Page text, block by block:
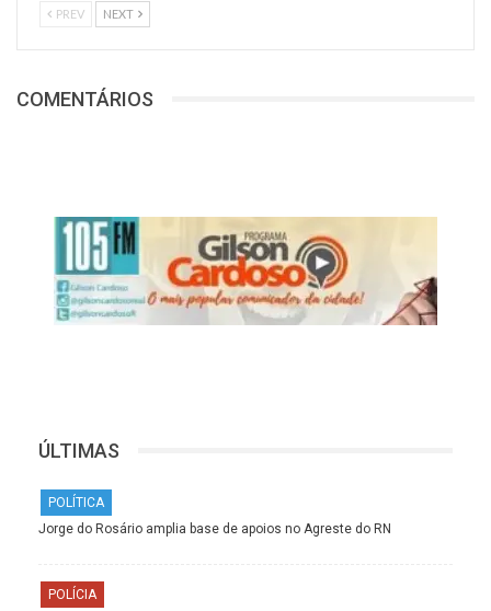
PREV NEXT
COMENTÁRIOS
ÚLTIMAS
POLÍTICA
Jorge do Rosário amplia base de apoios no Agreste do RN
POLÍCIA